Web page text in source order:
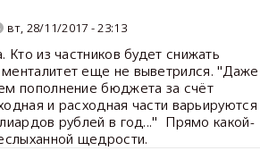
вт, 28/11/2017 - 23:13
Кто из частников будет снижать
еще не выветрился. "Даже
пополнение бюджета за счёт
и расходная части варьируются
рублей в год..." Прямо какой-
щедрости.